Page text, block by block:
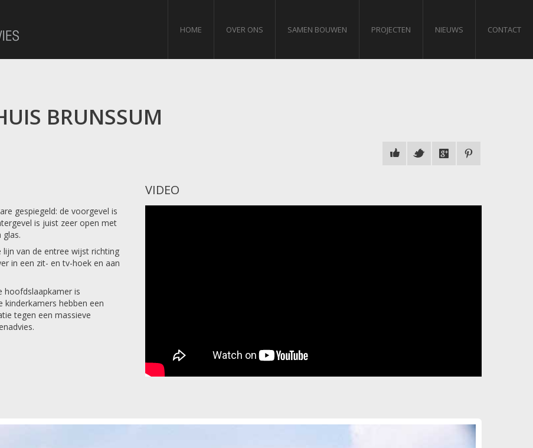
HOME OVER ONS SAMEN BOUWEN PROJECTEN NIEUWS CONTACT
BRUNSSUM
gespiegeld: de voorgevel is
is juist zeer open met
glas.
lijn van de entree wijst richting
in een zit- en tv-hoek en aan
hoofdslaapkamer is
kinderkamers hebben een
tegen een massieve
VIDEO